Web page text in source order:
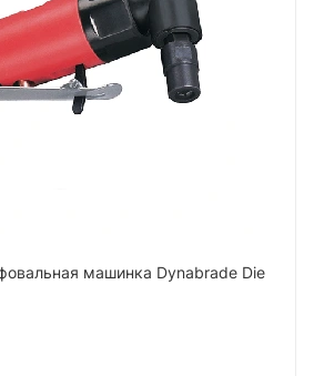
машинка Dynabrade Die